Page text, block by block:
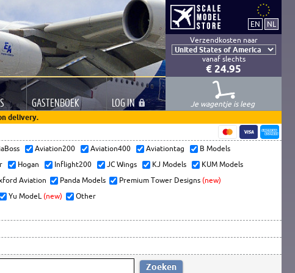
Verzendkosten naar
vanaf slechts
€ 24.95
GASTENBOEK LOGIN
Je wagentje is leeg
delivery.
Aviation200 Aviation400 Aviationtag
B Models
Hogan Inflight200 JC Wings KJ Models
KUM Models
Aviation Panda Models Premium Tower Designs (new)
Yu ModeL (new)
Other